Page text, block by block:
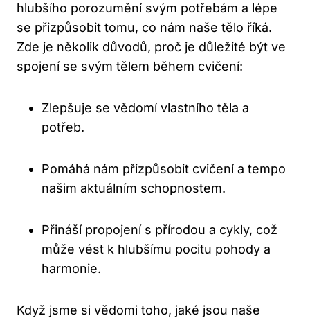
hlubšího⁢ porozumění svým potřebám a lépe
se přizpůsobit tomu, co nám naše ‌tělo říká.‌
Zde je několik‌ důvodů, proč ⁤je důležité být ve
spojení se svým tělem během⁢ cvičení:
Zlepšuje se vědomí vlastního těla a
potřeb.
Pomáhá nám přizpůsobit cvičení a tempo
našim aktuálním‌ schopnostem.
Přináší⁤ propojení ⁣s přírodou a⁣ cykly, což
může vést‌ k hlubšímu ​pocitu ⁤pohody a
harmonie.
Když ​jsme si vědomi toho, ​jaké jsou naše